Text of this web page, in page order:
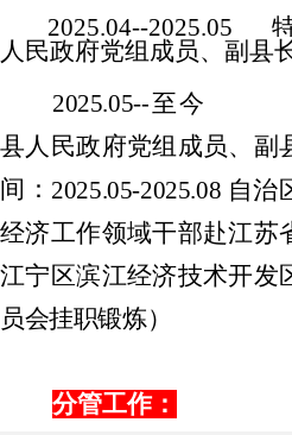
2025.04--2025.05
人民政府党组成员、副县
2025.05--至今
县人民政府党组成员、副
间： 2025.05-2025.08 自治
经济工作领域干部赴江苏
江宁区滨江经济技术开发
员会挂职锻炼）
分管工作：